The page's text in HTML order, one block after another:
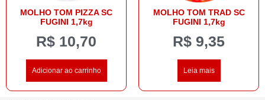
MOLHO TOM PIZZA SC
FUGINI 1,7kg
R$ 10,70
Adicionar ao carrinho
MOLHO TOM TRAD SC
FUGINI 1,7kg
R$ 9,35
Leia mais